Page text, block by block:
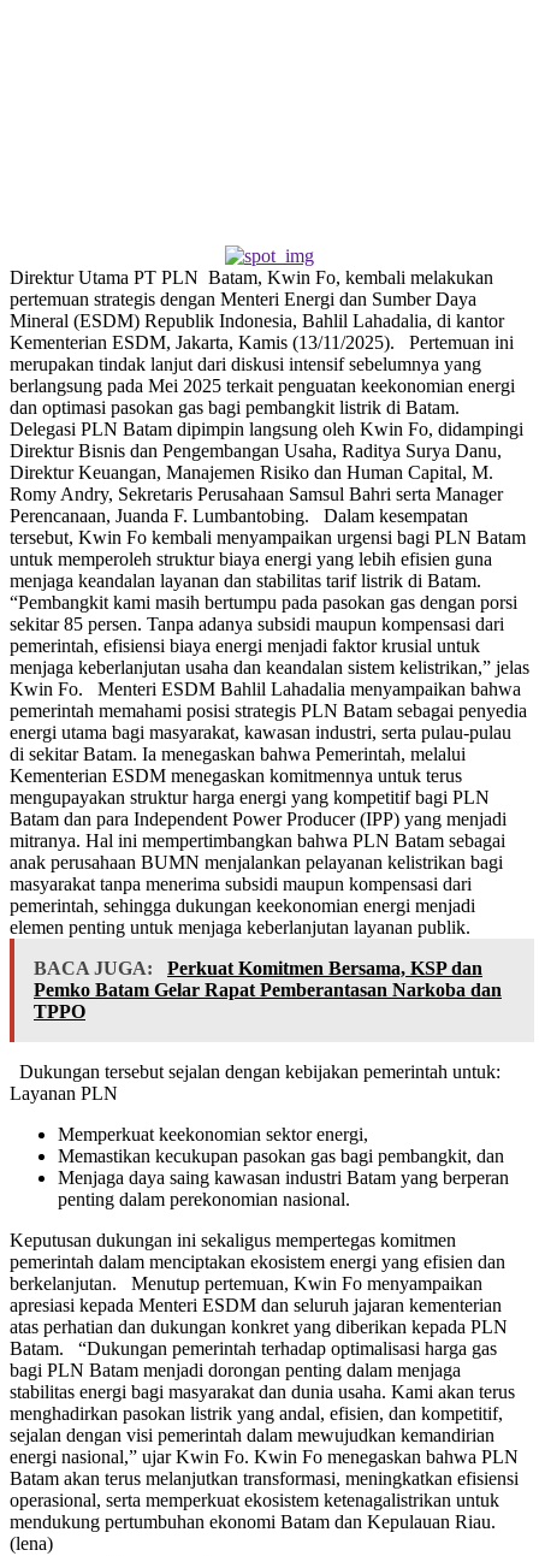
Direktur Utama PT PLN Batam, Kwin Fo, kembali melakukan
pertemuan strategis dengan Menteri Energi dan Sumber Daya
Mineral (ESDM) Republik Indonesia, Bahlil Lahadalia, di kantor
Kementerian ESDM, Jakarta, Kamis (13/11/2025). Pertemuan ini
merupakan tindak lanjut dari diskusi intensif sebelumnya yang
berlangsung pada Mei 2025 terkait penguatan keekonomian energi
dan optimasi pasokan gas bagi pembangkit listrik di Batam.
Delegasi PLN Batam dipimpin langsung oleh Kwin Fo, didampingi
Direktur Bisnis dan Pengembangan Usaha, Raditya Surya Danu,
Direktur Keuangan, Manajemen Risiko dan Human Capital, M.
Romy Andry, Sekretaris Perusahaan Samsul Bahri serta Manager
Perencanaan, Juanda F. Lumbantobing. Dalam kesempatan
tersebut, Kwin Fo kembali menyampaikan urgensi bagi PLN Batam
untuk memperoleh struktur biaya energi yang lebih efisien guna
menjaga keandalan layanan dan stabilitas tarif listrik di Batam.
“Pembangkit kami masih bertumpu pada pasokan gas dengan porsi
sekitar 85 persen. Tanpa adanya subsidi maupun kompensasi dari
pemerintah, efisiensi biaya energi menjadi faktor krusial untuk
menjaga keberlanjutan usaha dan keandalan sistem kelistrikan,” jelas
Kwin Fo. Menteri ESDM Bahlil Lahadalia menyampaikan bahwa
pemerintah memahami posisi strategis PLN Batam sebagai penyedia
energi utama bagi masyarakat, kawasan industri, serta pulau-pulau
di sekitar Batam. Ia menegaskan bahwa Pemerintah, melalui
Kementerian ESDM menegaskan komitmennya untuk terus
mengupayakan struktur harga energi yang kompetitif bagi PLN
Batam dan para Independent Power Producer (IPP) yang menjadi
mitranya. Hal ini mempertimbangkan bahwa PLN Batam sebagai
anak perusahaan BUMN menjalankan pelayanan kelistrikan bagi
masyarakat tanpa menerima subsidi maupun kompensasi dari
pemerintah, sehingga dukungan keekonomian energi menjadi
elemen penting untuk menjaga keberlanjutan layanan publik.
BACA JUGA:
Perkuat Komitmen Bersama, KSP dan
Pemko Batam Gelar Rapat Pemberantasan Narkoba dan
TPPO
Dukungan tersebut sejalan dengan kebijakan pemerintah untuk:
Layanan PLN
Memperkuat keekonomian sektor energi,
Memastikan kecukupan pasokan gas bagi pembangkit, dan
Menjaga daya saing kawasan industri Batam yang berperan
penting dalam perekonomian nasional.
Keputusan dukungan ini sekaligus mempertegas komitmen
pemerintah dalam menciptakan ekosistem energi yang efisien dan
berkelanjutan. Menutup pertemuan, Kwin Fo menyampaikan
apresiasi kepada Menteri ESDM dan seluruh jajaran kementerian
atas perhatian dan dukungan konkret yang diberikan kepada PLN
Batam. “Dukungan pemerintah terhadap optimalisasi harga gas
bagi PLN Batam menjadi dorongan penting dalam menjaga
stabilitas energi bagi masyarakat dan dunia usaha. Kami akan terus
menghadirkan pasokan listrik yang andal, efisien, dan kompetitif,
sejalan dengan visi pemerintah dalam mewujudkan kemandirian
energi nasional,” ujar Kwin Fo. Kwin Fo menegaskan bahwa PLN
Batam akan terus melanjutkan transformasi, meningkatkan efisiensi
operasional, serta memperkuat ekosistem ketenagalistrikan untuk
mendukung pertumbuhan ekonomi Batam dan Kepulauan Riau.
(lena)